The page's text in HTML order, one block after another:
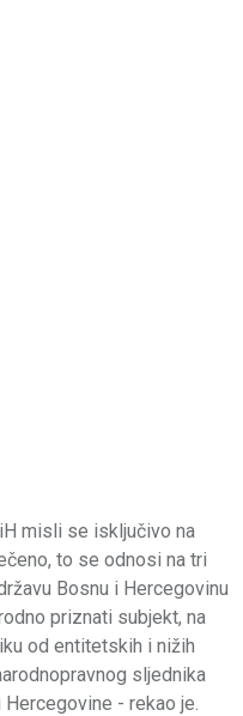
misli se isključivo na
to se odnosi na tri
Bosnu i Hercegovinu
priznati subjekt, na
od entitetskih i nižih
sljednika
- rekao je.